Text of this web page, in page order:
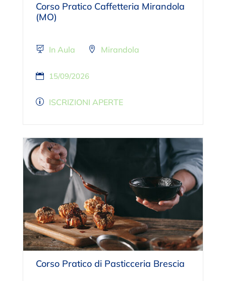
Corso Pratico Caffetteria Mirandola
(MO)
In Aula Mirandola
15/09/2026
ISCRIZIONI APERTE
Corso Pratico di Pasticceria Brescia